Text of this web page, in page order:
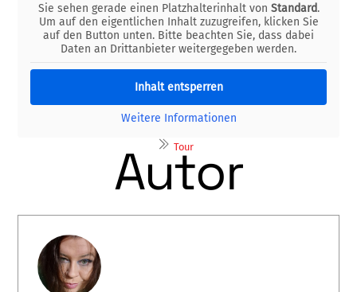
Sie sehen gerade einen Platzhalterinhalt von Standard.
Um auf den eigentlichen Inhalt zuzugreifen, klicken Sie
auf den Button unten. Bitte beachten Sie, dass dabei
Daten an Drittanbieter weitergegeben werden.
Inhalt entsperren
Weitere Informationen
Tour
Autor